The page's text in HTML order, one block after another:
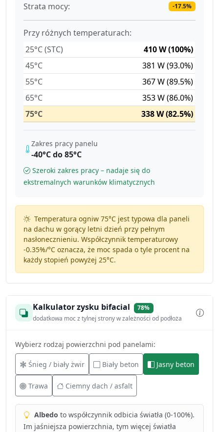
Strata mocy: -17.5%
Przy różnych temperaturach:
25°C (STC)
410 W (100%)
45°C
381 W (93.0%)
55°C
367 W (89.5%)
65°C
353 W (86.0%)
75°C
338 W (82.5%)
Zakres pracy panelu
-40°C do 85°C
Szeroki zakres pracy – nadaje się do
ekstremalnych warunków klimatycznych
Temperatura ogniw 75°C jest typowa dla paneli
na dachu w gorący letni dzień przy pełnym
nasłonecznieniu. Współczynnik temperaturowy
-0.35%/°Coznacza, że moc spada o tyle procent na
każdy stopień powyżej 25°C.
Kalkulator zysku bifacial
78%
dodatkowa moc z tylnej strony w zależności od podłoża
Wybierz rodzaj powierzchni pod panelami:
Śnieg / biały żwir Biały beton Jasny beton
Trawa Ciemny dach / asfalt
Albedo to współczynnik odbicia światła (0-100%).
Im jaśniejsza powierzchnia, tym więcej światła